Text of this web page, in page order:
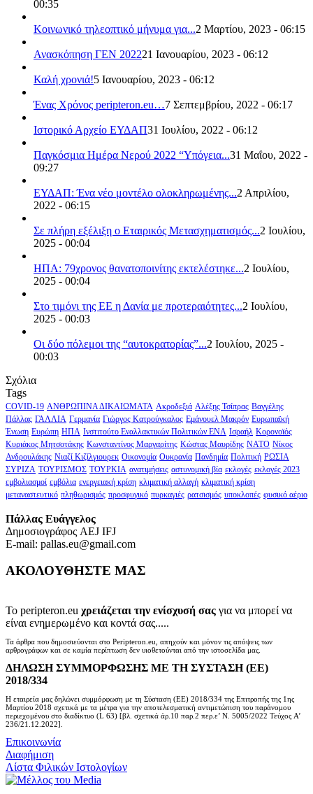
00:35
Κοινωνικό τηλεοπτικό μήνυμα για...2 Μαρτίου, 2023 - 06:15
Ανασκόπηση ΓΕΝ 202221 Ιανουαρίου, 2023 - 06:12
Καλή χρονιά!5 Ιανουαρίου, 2023 - 06:12
Ένας Χρόνος peripteron.eu…7 Σεπτεμβρίου, 2022 - 06:17
Ιστορικό Αρχείο ΕΥΔΑΠ31 Ιουλίου, 2022 - 06:12
Παγκόσμια Ημέρα Νερού 2022 “Υπόγεια...31 Μαΐου, 2022 -
09:27
ΕΥΔΑΠ: Ένα νέο μοντέλο ολοκληρωμένης...2 Απριλίου,
2022 - 06:15
Σε πλήρη εξέλιξη ο Εταιρικός Μετασχηματισμός...2 Ιουλίου,
2025 - 00:04
ΗΠΑ: 79χρονος θανατοποινίτης εκτελέστηκε...2 Ιουλίου,
2025 - 00:04
Στο τιμόνι της ΕΕ η Δανία με προτεραιότητες...2 Ιουλίου,
2025 - 00:03
Οι δύο πόλεμοι της “αυτοκρατορίας”...2 Ιουλίου, 2025 -
00:03
Σχόλια
Tags
COVID-19 ΑΝΘΡΩΠΙΝΑ ΔΙΚΑΙΩΜΑΤΑ Ακροδεξιά Αλέξης Τσίπρας Βαγγέλης
Πάλλας ΓΑΛΛΙΑ Γερμανία Γιώργος Κατρούγκαλος Εμάνουελ Μακρόν Ευρωπαϊκή
Ένωση Ευρώπη ΗΠΑ Ινστιτούτο Εναλλακτικών Πολιτικών ΕΝΑ Ισραήλ Κορονοϊός
Κυριάκος Μητσοτάκης Κωνσταντίνος Μαργαρίτης Κώστας Μαυρίδης ΝΑΤΟ Νίκος
Ανδρουλάκης Νιαζί Κιζίλγιουρεκ Οικονομία Ουκρανία Πανδημία Πολιτική ΡΩΣΙΑ
ΣΥΡΙΖΑ ΤΟΥΡΙΣΜΟΣ ΤΟΥΡΚΙΑ ανατιμήσεις αστυνομική βία εκλογές εκλογές 2023
εμβολιασμοί εμβόλια ενεργειακή κρίση κλιματική αλλαγή κλιματική κρίση
μεταναστευτικό πληθωρισμός προσφυγικό πυρκαγιές ρατσισμός υποκλοπές φυσικό αέριο
Πάλλας Ευάγγελος
Δημοσιογράφος AEJ ΙFJ
E-mail: pallas.eu@gmail.com
ΑΚΟΛΟΥΘΗΣΤΕ ΜΑΣ
Το peripteron.eu χρειάζεται την ενίσχυσή σας για να μπορεί να
είναι ενημερωμένο και κοντά σας.....
Τα άρθρα που δημοσιεύονται στο Peripteron.eu, απηχούν και μόνον τις απόψεις των
αρθρογράφων και σε καμία περίπτωση δεν υιοθετούνται από την ιστοσελίδα μας.
ΔΗΛΩΣΗ ΣΥΜΜΟΡΦΩΣΗΣ ΜΕ ΤΗ ΣΥΣΤΑΣΗ (ΕΕ)
2018/334
Η εταιρεία μας δηλώνει συμμόρφωση με τη Σύσταση (ΕΕ) 2018/334 της Επιτροπής της 1ης
Μαρτίου 2018 σχετικά με τα μέτρα για την αποτελεσματική αντιμετώπιση του παράνομου
περιεχομένου στο διαδίκτυο (L 63) [βλ. σχετικά άρ.10 παρ.2 περ.ε’ Ν. 5005/2022 Τεύχος A’
236/21.12.2022].
Επικοινωνία
Διαφήμιση
Λίστα Φιλικών Ιστολογίων